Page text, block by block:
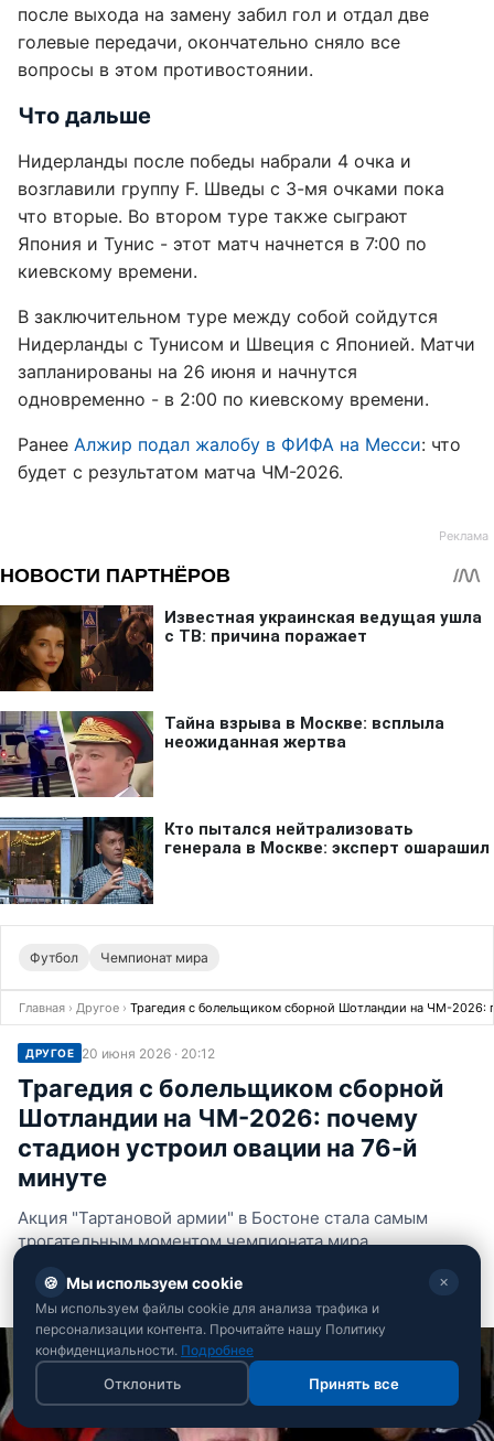
после выхода на замену забил гол и отдал две
голевые передачи, окончательно сняло все
вопросы в этом противостоянии.
Что дальше
Нидерланды после победы набрали 4 очка и
возглавили группу F. Шведы с 3-мя очками пока
что вторые. Во втором туре также сыграют
Япония и Тунис - этот матч начнется в 7:00 по
киевскому времени.
В заключительном туре между собой сойдутся
Нидерланды с Тунисом и Швеция с Японией. Матчи
запланированы на 26 июня и начнутся
одновременно - в 2:00 по киевскому времени.
Ранее Алжир подал жалобу в ФИФА на Месси: что
будет с результатом матча ЧМ-2026.
Футбол Чемпионат мира
Главная › Другое › Трагедия с болельщиком сборной Шотландии на ЧМ-2026:
ДРУГОЕ 20 июня 2026 · 20:12
Трагедия с болельщиком сборной
Шотландии на ЧМ-2026: почему
стадион устроил овации на 76-й
минуте
Акция "Тартановой армии" в Бостоне стала самым
трогательным моментом чемпионата мира
Андрей Костенко
Редактор спортивного отдела РБК-Украина
🍪 Мы используем cookie ✕
Мы используем файлы cookie для анализа трафика и
персонализации контента. Прочитайте нашу Политику
конфиденциальности. Подробнее
Отклонить Принять все